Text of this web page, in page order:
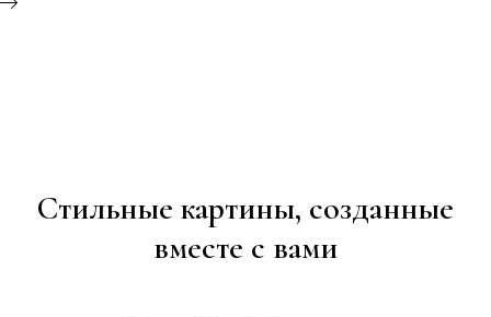
Стильные картины, созданные
вместе с вами